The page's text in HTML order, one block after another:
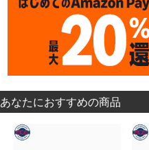
あなたにおすすめの商品